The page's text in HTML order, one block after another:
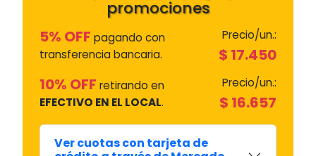
promociones
5% OFF pagando con
transferencia bancaria.
Precio/un.:
$ 17.450
10% OFF retirando en
EFECTIVO EN EL LOCAL.
Precio/un.:
$ 16.657
Ver cuotas con tarjeta de